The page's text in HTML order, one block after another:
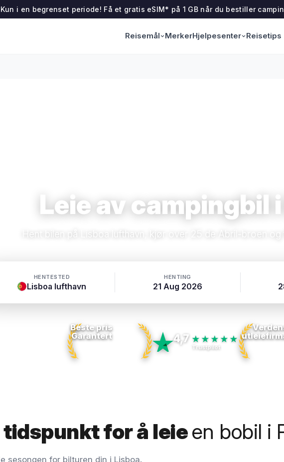
Kun i en begrenset periode! Få et gratis eSIM* på 1 GB når du bestiller
Reisemål MerkerHjelpesenter Reisetips
Leie av campingbil
Hent bilen på Lisboa lufthavn, kjør over 25 de Abril-broen og
HENTESTED
Lisboa lufthavn
HENTING
21 Aug 2026
Beste pris
Garantert
4,7 ★★★★★
Trustpilot
tidspunkt for å leieen bobil i
sesongen for bilturen din i Lisboa.